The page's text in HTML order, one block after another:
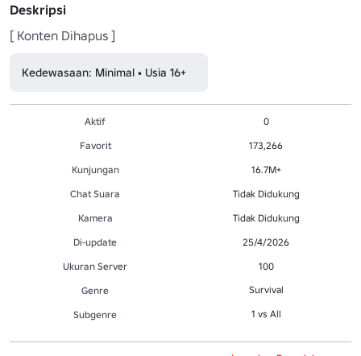
Deskripsi
[ Konten Dihapus ]
Kedewasaan: Minimal • Usia 16+
Aktif
0
Favorit
173,266
Kunjungan
16.7M+
Chat Suara
Tidak Didukung
Kamera
Tidak Didukung
Di-update
25/4/2026
Ukuran Server
100
Genre
Survival
Subgenre 1 vs All